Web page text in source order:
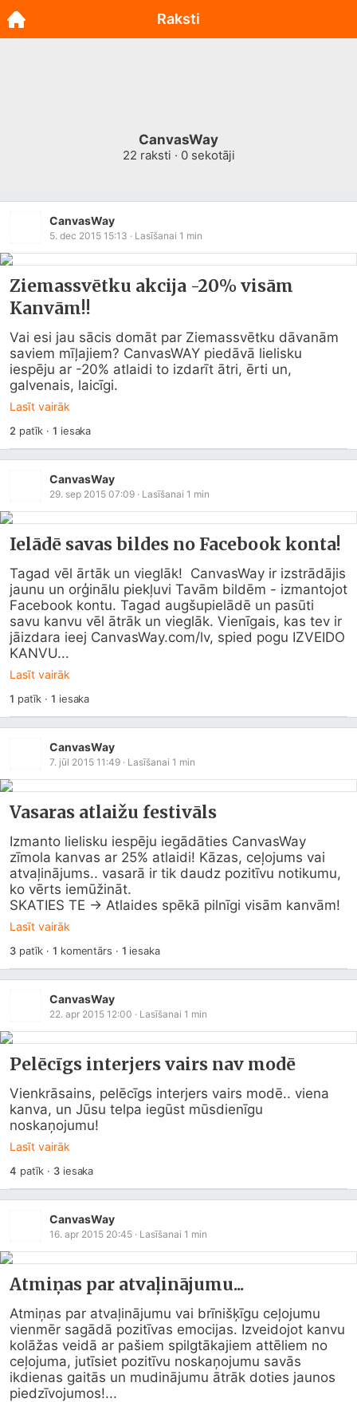
CanvasWay
22 raksti · 0sekotāji
CanvasWay
5. dec 2015 15:13 · Lasīšanai 1 min
Ziemassvētku akcija -20% visām
Kanvām!!
Vai esi jau sācis domāt par Ziemassvētku dāvanām
saviem mīļajiem? CanvasWAY piedāvā lielisku
iespēju ar -20% atlaidi to izdarīt ātri, ērti un,
galvenais, laicīgi.
Lasīt vairāk
2 patīk ·1 iesaka
CanvasWay
29. sep 2015 07:09 · Lasīšanai 1 min
Ielādē savas bildes no Facebook konta!
Tagad vēl ārtāk un vieglāk!  CanvasWay ir izstrādājis
jaunu un orģinālu piekļuvi Tavām bildēm - izmantojot
Facebook kontu. Tagad augšupielādē un pasūti
savu kanvu vēl ātrāk un vieglāk. Vienīgais, kas tev ir
jāizdara ieej CanvasWay.com/lv, spied pogu IZVEIDO
KANVU...
Lasīt vairāk
1 patīk ·1 iesaka
CanvasWay
7. jūl 2015 11:49 · Lasīšanai 1 min
Vasaras atlaižu festivāls
Izmanto lielisku iespēju iegādāties CanvasWay
zīmola kanvas ar 25% atlaidi! Kāzas, ceļojums vai
atvaļinājums.. vasarā ir tik daudz pozitīvu notikumu,
ko vērts iemūžināt.
SKATIES TE → Atlaides spēkā pilnīgi visām kanvām!
Lasīt vairāk
3patīk ·1 komentārs · 1 iesaka
CanvasWay
22. apr 2015 12:00 · Lasīšanai 1 min
Pelēcīgs interjers vairs nav modē
Vienkrāsains, pelēcīgs interjers vairs modē.. viena
kanva, un Jūsu telpa iegūst mūsdienīgu
noskaņojumu!
Lasīt vairāk
4 patīk · 3iesaka
CanvasWay
16. apr 2015 20:45 · Lasīšanai 1 min
Atmiņas par atvaļinājumu...
Atmiņas par atvaļinājumu vai brīnišķīgu ceļojumu
vienmēr sagādā pozitīvas emocijas. Izveidojot kanvu
kolāžas veidā ar pašiem spilgtākajiem attēliem no
ceļojuma, jutīsiet pozitīvu noskaņojumu savās
ikdienas gaitās un mudinājumu ātrāk doties jaunos
piedzīvojumos!...
Raksti